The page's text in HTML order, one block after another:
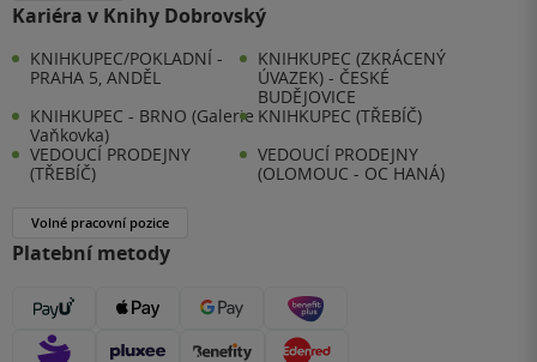
Kariéra v Knihy Dobrovský
KNIHKUPEC/POKLADNÍ -
PRAHA 5, ANDĚL
KNIHKUPEC (ZKRÁCENÝ
ÚVAZEK) - ČESKÉ
BUDĚJOVICE
KNIHKUPEC - BRNO (Galerie
Vaňkovka)
KNIHKUPEC (TŘEBÍČ)
VEDOUCÍ PRODEJNY
(TŘEBÍČ)
VEDOUCÍ PRODEJNY
(OLOMOUC - OC HANÁ)
Volné pracovní pozice
Platební metody